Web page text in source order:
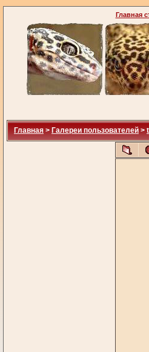
Главная
Главная > Галереи пользователей >